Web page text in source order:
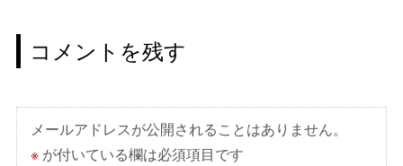
ゲ
ー
ョ
ン
コメントを残す
メールアドレスが公開されることはありません。
※が付いている欄は必須項目です